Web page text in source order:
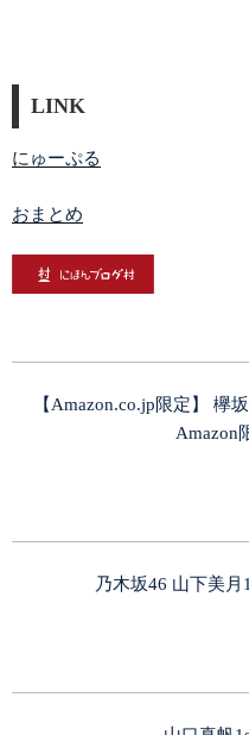
LINK
にゅーぷる
おまとめ
【Amazon.co.jp限定】 欅
Amazon
乃木坂46 山下美